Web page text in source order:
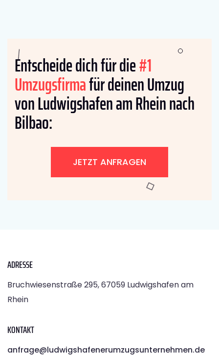
Entscheide dich für die#1
Umzugsfirmafür deinen Umzug
von Ludwigshafen am Rhein nach
Bilbao:
JETZT ANFRAGEN
ADRESSE
Bruchwiesenstraße 295, 67059 Ludwigshafen am
Rhein
KONTAKT
anfrage@ludwigshafenerumzugsunternehmen.de